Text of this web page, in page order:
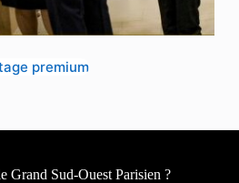
premium
Grand Sud-Ouest Parisien ?